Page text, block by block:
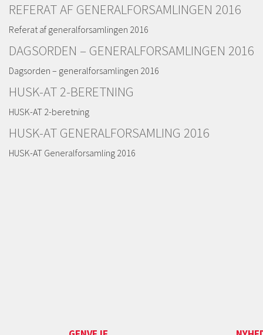
REFERAT AF GENERALFORSAMLINGEN 2016
Referat af generalforsamlingen 2016
DAGSORDEN – GENERALFORSAMLINGEN 2016
Dagsorden – generalforsamlingen 2016
HUSK-AT 2-BERETNING
HUSK-AT 2-beretning
HUSK-AT GENERALFORSAMLING 2016
HUSK-AT Generalforsamling 2016